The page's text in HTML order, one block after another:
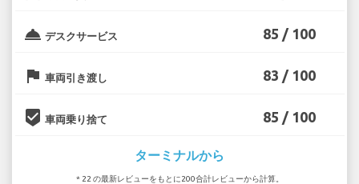
room_service デスクサービス 85 / 100
flag 車両引き渡し 83 / 100
beenhere 車両乗り捨て 85 / 100
ターミナルから
* 22 の最新レビューをもとに200合計レビューから計算。